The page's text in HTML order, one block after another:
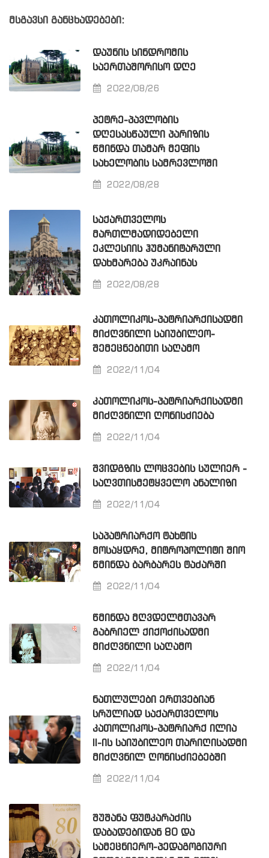
მსგავსი განცხადებები:
ᲓᲐᲣᲜᲘᲡ ᲡᲘᲜᲓᲠᲝᲛᲘᲡ
ᲡᲐᲔᲠᲗᲐᲨᲝᲠᲘᲡᲝ ᲓᲦᲔ
2022/08/26
ᲞᲔᲢᲠᲔ-ᲞᲐᲕᲚᲝᲑᲘᲡ
ᲓᲦᲔᲡᲐᲡᲬᲐᲣᲚᲘ ᲞᲐᲠᲘᲖᲘᲡ
ᲬᲛᲘᲜᲓᲐ ᲗᲐᲛᲐᲠ ᲛᲔᲤᲘᲡ
ᲡᲐᲮᲔᲚᲝᲑᲘᲡ ᲡᲐᲛᲠᲔᲕᲚᲝᲨᲘ
2022/08/28
ᲡᲐᲥᲐᲠᲗᲕᲔᲚᲝᲡ
ᲛᲐᲠᲗᲚᲛᲐᲓᲘᲓᲔᲑᲔᲚᲘ
ᲔᲙᲚᲔᲡᲘᲘᲡ ᲰᲣᲛᲐᲜᲘᲢᲐᲠᲣᲚᲘ
ᲓᲐᲮᲛᲐᲠᲔᲑᲐ ᲣᲙᲠᲐᲘᲜᲐᲡ
2022/08/28
ᲙᲐᲗᲝᲚᲘᲙᲝᲡ-ᲞᲐᲢᲠᲘᲐᲠᲥᲘᲡᲐᲓᲛᲘ
ᲛᲘᲫᲦᲕᲜᲘᲚᲘ ᲡᲐᲘᲣᲑᲘᲚᲔᲝ-
ᲨᲔᲛᲔᲪᲜᲔᲑᲘᲗᲘ ᲡᲐᲦᲐᲛᲝ
2022/11/04
ᲙᲐᲗᲝᲚᲘᲙᲝᲡ-ᲞᲐᲢᲠᲘᲐᲠᲥᲘᲡᲐᲓᲛᲘ
ᲛᲘᲫᲦᲕᲜᲘᲚᲘ ᲦᲝᲜᲘᲡᲫᲘᲔᲑᲐ
2022/11/04
ᲨᲕᲘᲓᲒᲖᲘᲡ ᲚᲝᲪᲕᲔᲑᲘᲡ ᲡᲣᲚᲘᲔᲠ -
ᲡᲐᲦᲕᲗᲘᲡᲛᲔᲢᲧᲕᲔᲚᲝ ᲐᲜᲐᲚᲘᲖᲘ
2022/11/04
ᲡᲐᲞᲐᲢᲠᲘᲐᲠᲥᲝ ᲢᲐᲮᲢᲘᲡ
ᲛᲝᲡᲐᲧᲓᲠᲔ, ᲛᲘᲢᲠᲝᲞᲝᲚᲘᲢᲘ ᲨᲘᲝ
ᲬᲛᲘᲜᲓᲐ ᲑᲐᲠᲑᲐᲠᲔᲡ ᲢᲐᲫᲐᲠᲨᲘ
2022/11/04
ᲬᲛᲘᲜᲓᲐ ᲛᲦᲕᲓᲔᲚᲛᲗᲐᲕᲐᲠ
ᲒᲐᲑᲠᲘᲔᲚ ᲥᲘᲥᲝᲫᲘᲡᲐᲓᲛᲘ
ᲛᲘᲫᲦᲕᲜᲘᲚᲘ ᲡᲐᲦᲐᲛᲝ
2022/11/04
ᲜᲐᲗᲚᲣᲚᲔᲑᲘ ᲔᲠᲗᲕᲔᲑᲘᲐᲜ
ᲡᲠᲣᲚᲘᲐᲓ ᲡᲐᲥᲐᲠᲗᲕᲔᲚᲝᲡ
ᲙᲐᲗᲝᲚᲘᲙᲝᲡ-ᲞᲐᲢᲠᲘᲐᲠᲥ ᲘᲚᲘᲐ
II-ᲘᲡ ᲡᲐᲘᲣᲑᲘᲚᲔᲝ ᲗᲐᲠᲘᲦᲘᲡᲐᲓᲛᲘ
ᲛᲘᲫᲦᲕᲜᲘᲚ ᲦᲝᲜᲘᲡᲫᲘᲔᲑᲔᲑᲨᲘ
2022/11/04
ᲨᲣᲨᲐᲜᲐ ᲤᲣᲢᲙᲐᲠᲐᲫᲘᲡ
ᲓᲐᲑᲐᲓᲔᲑᲘᲓᲐᲜ 80 ᲓᲐ
ᲡᲐᲛᲔᲪᲜᲘᲔᲠᲝ-ᲞᲔᲓᲐᲒᲝᲒᲘᲣᲠᲘ